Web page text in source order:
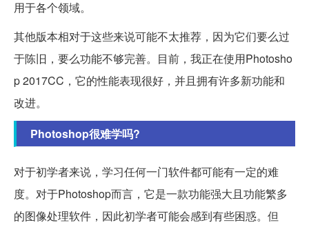
用于各个领域。
其他版本相对于这些来说可能不太推荐，因为它们要么过
于陈旧，要么功能不够完善。目前，我正在使用Photosho
p 2017CC，它的性能表现很好，并且拥有许多新功能和
改进。
Photoshop很难学吗?
对于初学者来说，学习任何一门软件都可能有一定的难
度。对于Photoshop而言，它是一款功能强大且功能繁多
的图像处理软件，因此初学者可能会感到有些困惑。但